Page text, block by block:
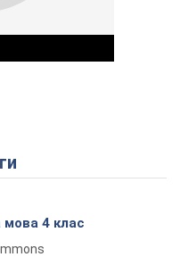
Video
мова 4 клас